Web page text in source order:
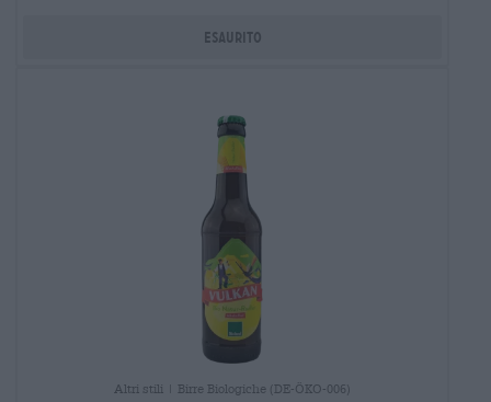
Esaurito
Altri stili | Birre Biologiche (DE-ÖKO-006)